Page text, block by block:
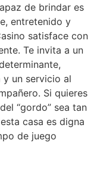
de brindar es
entretenido y
satisface con
Te invita a un
un servicio al
Si quieres
“gordo” sea tan
casa es digna
de juego